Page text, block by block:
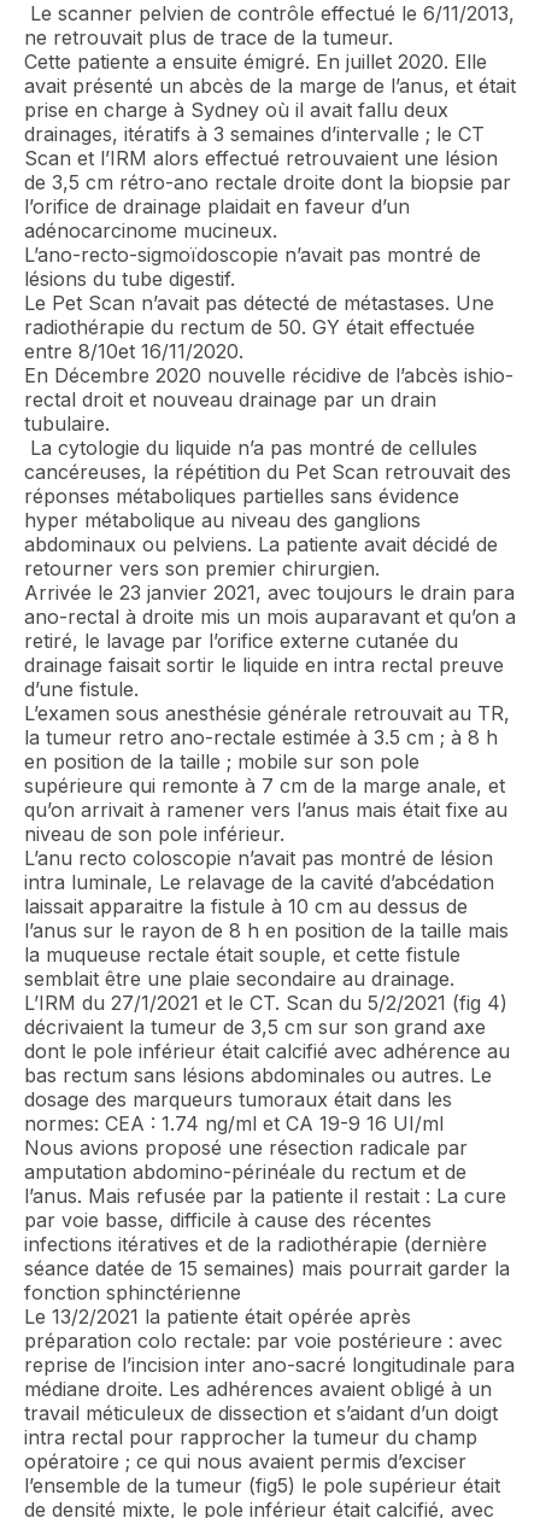
Le scanner pelvien de contrôle effectué le 6/11/2013,
ne retrouvait plus de trace de la tumeur.
Cette patiente a ensuite émigré. En juillet 2020. Elle
avait présenté un abcès de la marge de l’anus, et était
prise en charge à Sydney où il avait fallu deux
drainages, itératifs à 3 semaines d’intervalle ; le CT
Scan et l’IRM alors effectué retrouvaient une lésion
de 3,5 cm rétro-ano rectale droite dont la biopsie par
l’orifice de drainage plaidait en faveur d’un
adénocarcinome mucineux.
L’ano-recto-sigmoïdoscopie n’avait pas montré de
lésions du tube digestif.
Le Pet Scan n’avait pas détecté de métastases. Une
radiothérapie du rectum de 50. GY était effectuée
entre 8/10et 16/11/2020.
En Décembre 2020 nouvelle récidive de l’abcès ishio-
rectal droit et nouveau drainage par un drain
tubulaire.
La cytologie du liquide n’a pas montré de cellules
cancéreuses, la répétition du Pet Scan retrouvait des
réponses métaboliques partielles sans évidence
hyper métabolique au niveau des ganglions
abdominaux ou pelviens. La patiente avait décidé de
retourner vers son premier chirurgien.
Arrivée le 23 janvier 2021, avec toujours le drain para
ano-rectal à droite mis un mois auparavant et qu’on a
retiré, le lavage par l’orifice externe cutanée du
drainage faisait sortir le liquide en intra rectal preuve
d’une fistule.
L’examen sous anesthésie générale retrouvait au TR,
la tumeur retro ano-rectale estimée à 3.5 cm ; à 8 h
en position de la taille ; mobile sur son pole
supérieure qui remonte à 7 cm de la marge anale, et
qu’on arrivait à ramener vers l’anus mais était fixe au
niveau de son pole inférieur.
L’anu recto coloscopie n’avait pas montré de lésion
intra luminale, Le relavage de la cavité d’abcédation
laissait apparaitre la fistule à 10 cm au dessus de
l’anus sur le rayon de 8 h en position de la taille mais
la muqueuse rectale était souple, et cette fistule
semblait être une plaie secondaire au drainage.
L’IRM du 27/1/2021 et le CT. Scan du 5/2/2021 (fig 4)
décrivaient la tumeur de 3,5 cm sur son grand axe
dont le pole inférieur était calcifié avec adhérence au
bas rectum sans lésions abdominales ou autres. Le
dosage des marqueurs tumoraux était dans les
normes: CEA : 1.74 ng/ml et CA 19-9 16 UI/ml
Nous avions proposé une résection radicale par
amputation abdomino-périnéale du rectum et de
l’anus. Mais refusée par la patiente il restait : La cure
par voie basse, difficile à cause des récentes
infections itératives et de la radiothérapie (dernière
séance datée de 15 semaines) mais pourrait garder la
fonction sphinctérienne
Le 13/2/2021 la patiente était opérée après
préparation colo rectale: par voie postérieure : avec
reprise de l’incision inter ano-sacré longitudinale para
médiane droite. Les adhérences avaient obligé à un
travail méticuleux de dissection et s’aidant d’un doigt
intra rectal pour rapprocher la tumeur du champ
opératoire ; ce qui nous avaient permis d’exciser
l’ensemble de la tumeur (fig5) le pole supérieur était
de densité mixte, le pole inférieur était calcifié, avec